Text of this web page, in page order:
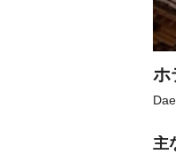
ホ
主